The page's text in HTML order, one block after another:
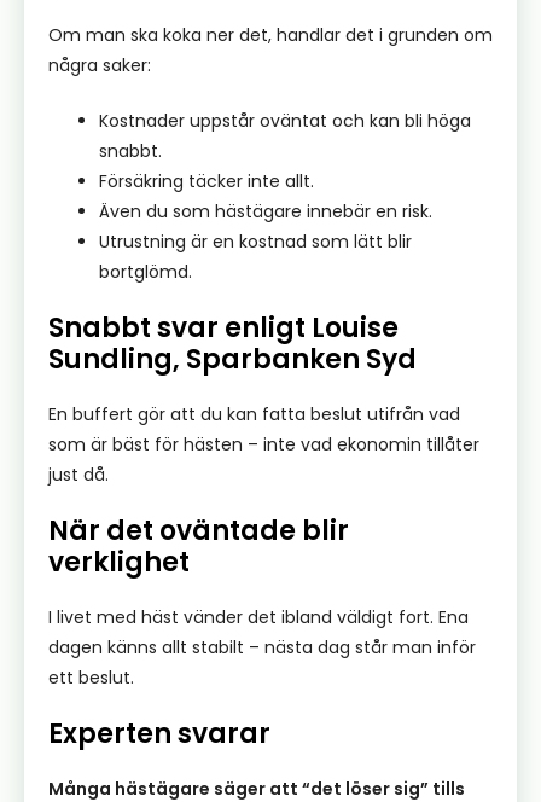
Om man ska koka ner det, handlar det i grunden om
några saker:
Kostnader uppstår oväntat och kan bli höga
snabbt.
Försäkring täcker inte allt.
Även du som hästägare innebär en risk.
Utrustning är en kostnad som lätt blir
bortglömd.
Snabbt svar enligt Louise
Sundling, Sparbanken Syd
En buffert gör att du kan fatta beslut utifrån vad
som är bäst för hästen – inte vad ekonomin tillåter
just då.
När det oväntade blir
verklighet
I livet med häst vänder det ibland väldigt fort. Ena
dagen känns allt stabilt – nästa dag står man inför
ett beslut.
Experten svarar
Många hästägare säger att “det löser sig” tills